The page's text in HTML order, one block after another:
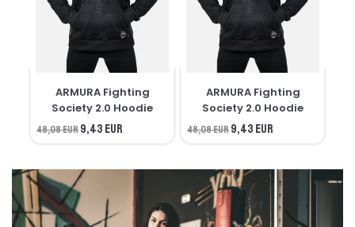
ARMURA Fighting
Society 2.0 Hoodie
48,08 EUR9,43 EUR
ARMURA Fighting
Society 2.0 Hoodie
48,08 EUR9,43 EUR